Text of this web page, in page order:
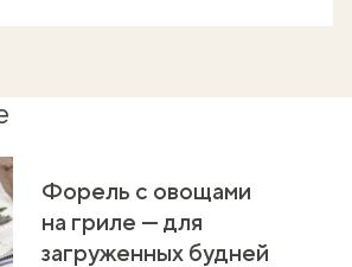
Форель с овощами
на гриле — для
загруженных будней